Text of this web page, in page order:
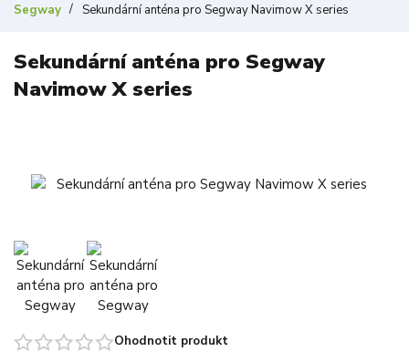
Segway
Sekundární anténa pro Segway Navimow X series
Sekundární anténa pro Segway
Navimow X series
Ohodnotit produkt